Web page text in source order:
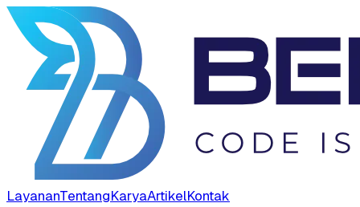
LayananTentangKaryaArtikelKontak